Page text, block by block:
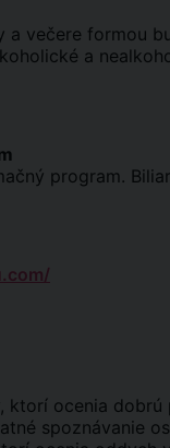
a večere formou
a
program.
ktorí ocenia
spoznávanie